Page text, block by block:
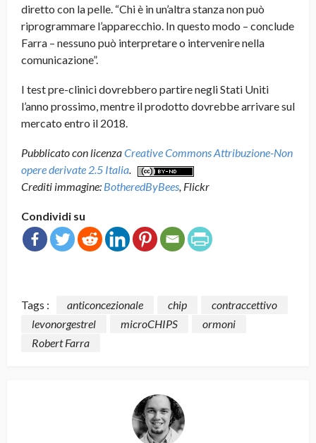
diretto con la pelle. “Chi è in un’altra stanza non può
riprogrammare l’apparecchio. In questo modo – conclude
Farra – nessuno può interpretare o intervenire nella
comunicazione”.
I test pre-clinici dovrebbero partire negli Stati Uniti
l’anno prossimo, mentre il prodotto dovrebbe arrivare sul
mercato entro il 2018.
Pubblicato con licenzaCreative Commons Attribuzione-Non
opere derivate 2.5 Italia.
Crediti immagine: BotheredByBees, Flickr
Condividi su
Tags : anticoncezionale chip
contraccettivo
levonorgestrel
microCHIPS
ormoni
Robert Farra